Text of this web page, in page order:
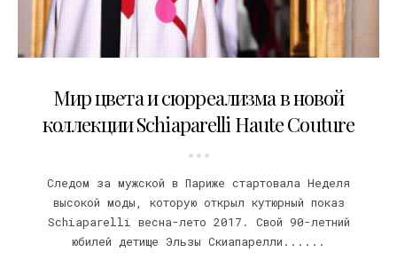
Мир цвета и сюрреализма в новой
коллекции Schiaparelli Haute Couture
Следом за мужской в Париже стартовала Неделя
высокой моды, которую открыл кутюрный показ
Schiaparelli весна-лето 2017. Свой 90-летний
юбилей детище Эльзы Скиапарелли......